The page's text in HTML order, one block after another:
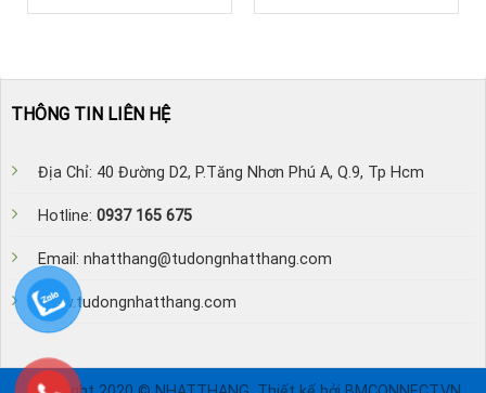
THÔNG TIN LIÊN HỆ
Địa Chỉ: 40 Đường D2, P.Tăng Nhơn Phú A, Q.9, Tp Hcm
Hotline: 0937 165 675
Email: nhatthang@tudongnhatthang.com
www.tudongnhatthang.com